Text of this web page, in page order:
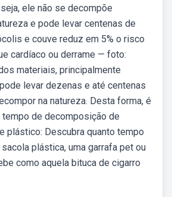
ele não se decompõe
e pode levar centenas de
e couve reduz em 5% o risco
cardíaco ou derrame — foto:
materiais, principalmente
levar dezenas e até centenas
na natureza. Desta forma, é
tempo de decomposição de
plástico: Descubra quanto tempo
plástica, uma garrafa pet ou
como aquela bituca de cigarro